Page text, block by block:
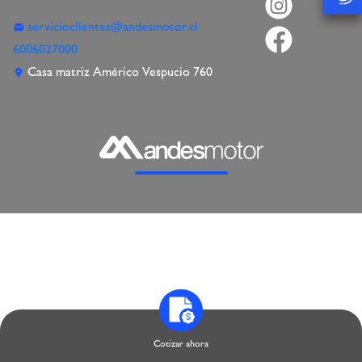
servicioclientes@andesmotor.cl
6006027000
Casa matriz Américo Vespucio 760
Cotizar ahora